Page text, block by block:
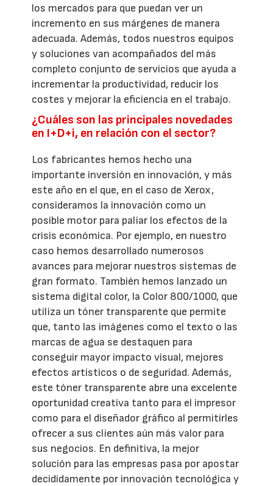
los mercados para que puedan ver un
incremento en sus márgenes de manera
adecuada. Además, todos nuestros equipos
y soluciones van acompañados del más
completo conjunto de servicios que ayuda a
incrementar la productividad, reducir los
costes y mejorar la eficiencia en el trabajo.
¿Cuáles son las principales novedades
en I+D+i, en relación con el sector?
Los fabricantes hemos hecho una
importante inversión en innovación, y más
este año en el que, en el caso de Xerox,
consideramos la innovación como un
posible motor para paliar los efectos de la
crisis económica. Por ejemplo, en nuestro
caso hemos desarrollado numerosos
avances para mejorar nuestros sistemas de
gran formato. También hemos lanzado un
sistema digital color, la Color 800/1000, que
utiliza un tóner transparente que permite
que, tanto las imágenes como el texto o las
marcas de agua se destaquen para
conseguir mayor impacto visual, mejores
efectos artísticos o de seguridad. Además,
este tóner transparente abre una excelente
oportunidad creativa tanto para el impresor
como para el diseñador gráfico al permitirles
ofrecer a sus clientes aún más valor para
sus negocios. En definitiva, la mejor
solución para las empresas pasa por apostar
decididamente por innovación tecnológica y